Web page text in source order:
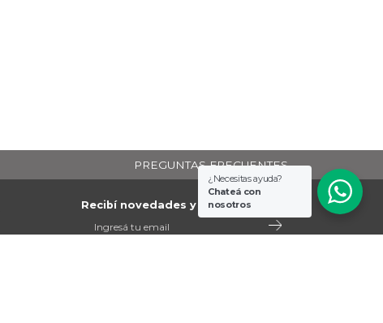
PREGUNTAS FRECUENTES
Recibí novedades y promociones
¿Necesitas ayuda?
Chateá con
nosotros